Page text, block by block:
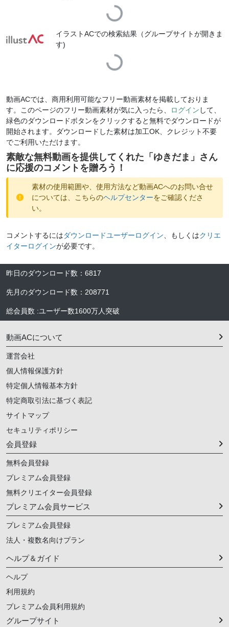
Loading...
イラストACでの検索結果（グループサイトが開きま
す)
Loading...
動画ACでは、商用利用可能なフリー動画素材を掲載しておりま
す。このページのフリー動画素材が気に入ったら、
ログイン して、
緑色のダウンロードボタンをクリックすると無料でダウンロードが
開始されます。ダウンロードした素材は加工OK、クレジット不要
でご利用いただけます。
素敵な無料動画を提供してくれた「 ゆきだま 」さん
に応援のコメントを贈ろう！
素材の使用範囲や、使用方法など動画ACへのお問い合せ
については、こちらのヘルプセンターをご確認くださ
い。
コメントするにはダウンロードユーザーログイン 、もしくはクリエ
イターログインが必要です。
昨日のダウンロード数 ： 6817
先月のダウンロード数 ： 208771
総会員数 :ユーザー数1600万人 突破
動画ACについて
運営会社
個人情報保護方針
特定個人情報基本方針
特定商取引法に基づく表記
サイトマップ
セキュリティポリシー
会員登録
無料会員登録
プレミアム会員登録
無料クリエイター会員登録
プレミアム会員サービス
プレミアム会員登録
法人・複数名向けプラン
ヘルプ＆ガイド
ヘルプ
利用規約
プレミアム会員利用規約
グループサイト